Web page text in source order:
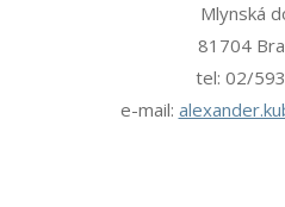
Mlynská
81704
tel: 02/
e-mail: